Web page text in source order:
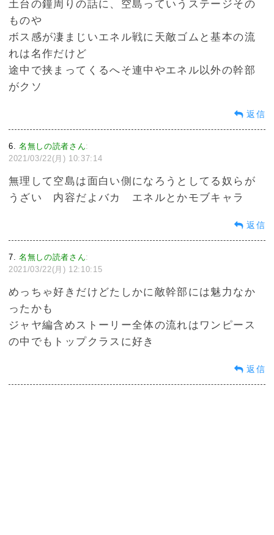
土台の鐘周りの話に、空島っていうステージその
ものや
ボス感が凄まじいエネル戦に天敵ゴムと基本の流
れは名作だけど
途中で挟まってくるへそ連中やエネル以外の幹部
がクソ
返信
6 名無しの読者さん:
2021/03/22(月) 10:37:14
無理して空島は面白い側になろうとしてる奴らが
うざい 内容だよバカ エネルとかモブキャラ
返信
7 名無しの読者さん:
2021/03/22(月) 12:10:15
めっちゃ好きだけどたしかに敵幹部には魅力なか
ったかも
ジャヤ編含めストーリー全体の流れはワンピース
の中でもトップクラスに好き
返信